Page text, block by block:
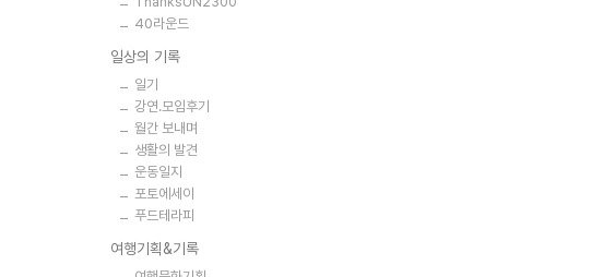
40라운드
일상의 기록
일기
강연.모임후기
월간 보내며
생활의 발견
운동일지
포토에세이
푸드테라피
여행기획&기록